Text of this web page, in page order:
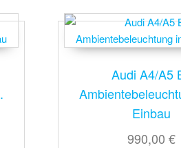
Audi A4/A5
Einbau
990,00 €